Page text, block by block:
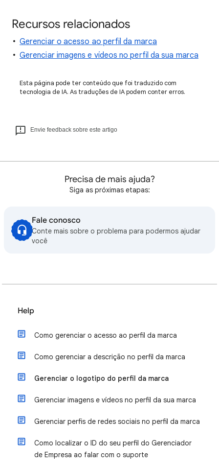
Recursos relacionados
Gerenciar o acesso ao perfil da marca
Gerenciar imagens e vídeos no perfil da sua marca
Esta página pode ter conteúdo que foi traduzido com
tecnologia de IA. As traduções de IA podem conter erros.
Envie feedback sobre este artigo
Precisa de mais ajuda?
Siga as próximas etapas:
Fale conosco
Conte mais sobre o problema para podermos ajudar
você
Help
Como gerenciar o acesso ao perfil da marca
Como gerenciar a descrição no perfil da marca
Gerenciar o logotipo do perfil da marca
Gerenciar imagens e vídeos no perfil da sua marca
Gerenciar perfis de redes sociais no perfil da marca
Como localizar o ID do seu perfil do Gerenciador
de Empresa ao falar com o suporte